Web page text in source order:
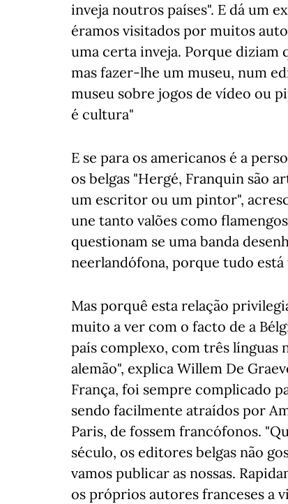
inveja noutros países". E dá um
éramos visitados por muitos
uma certa inveja. Porque diziam
mas fazer-lhe um museu, num
museu sobre jogos de vídeo ou
é cultura"
E se para os americanos é a
os belgas "Hergé, Franquin são
um escritor ou um pintor",
une tanto valões como
questionam se uma banda
neerlandófona, porque tudo está
Mas porquê esta relação
muito a ver com o facto de a
país complexo, com três línguas
alemão", explica Willem De
França, foi sempre complicado
sendo facilmente atraídos por
Paris, de fossem francófonos.
século, os editores belgas não
vamos publicar as nossas.
os próprios autores franceses a